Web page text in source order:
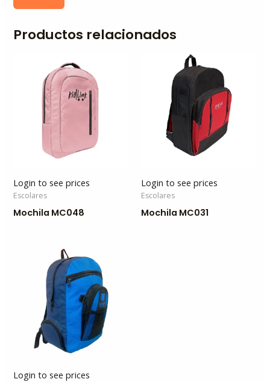
Productos relacionados
Login to see prices
Escolares
Mochila MC048
Login to see prices
Escolares
Mochila MC031
Login to see prices